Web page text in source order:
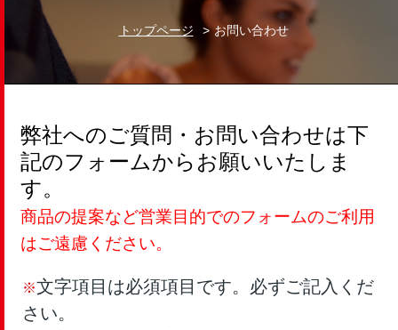
トップページ > お問い合わせ
弊社へのご質問・お問い合わせは下
記のフォームからお願いいたしま
す。
商品の提案など営業目的でのフォームのご利用
はご遠慮ください。
※文字項目は必須項目です。必ずご記入くだ
さい。